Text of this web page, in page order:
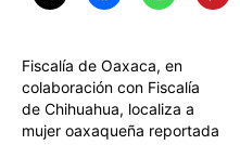
Fiscalía de Oaxaca, en
colaboración con Fiscalía
de Chihuahua, localiza a
mujer oaxaqueña reportada